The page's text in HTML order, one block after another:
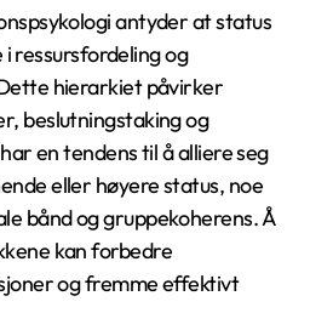
antyder at status
ressursfordeling og
hierarkiet påvirker
beslutningstaking og
en tendens til å alliere seg
eller høyere status, noe
bånd og gruppekoherens. Å
kan forbedre
og fremme effektivt